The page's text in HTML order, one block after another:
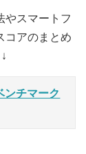
やスマートフ
コアのまとめ
ンチマーク